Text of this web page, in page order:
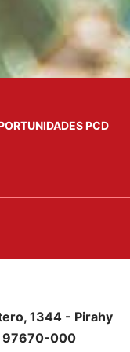
PCD
1344 - Pirahy
97670-000